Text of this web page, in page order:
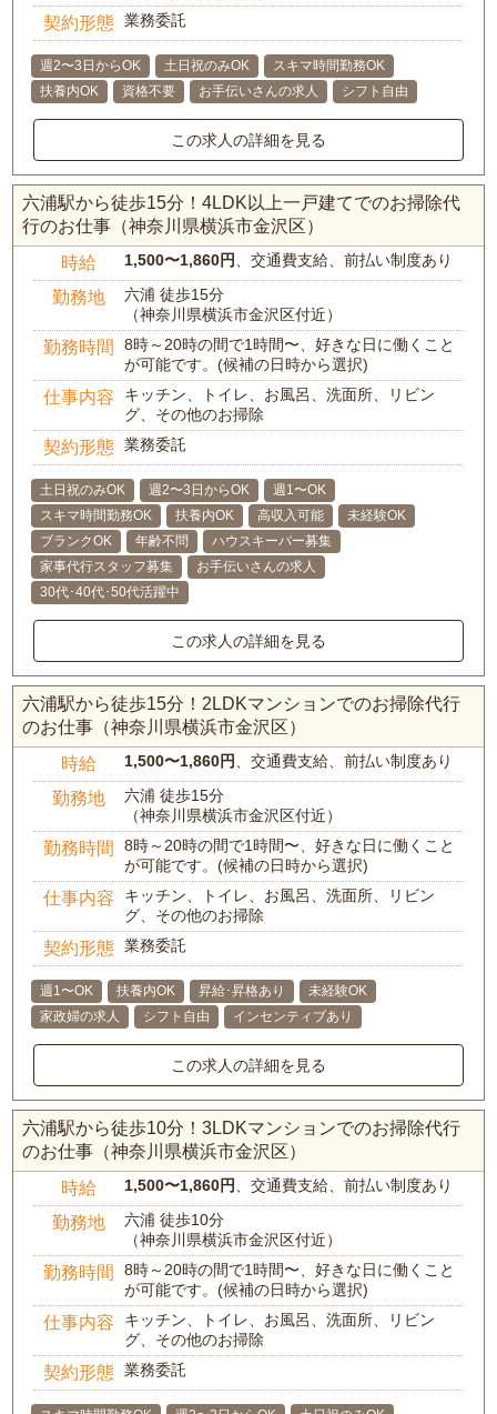
契約形態 業務委託
週2〜3日からOK 土日祝のみOK
スキマ時間勤務OK
扶養内OK
資格不要 お手伝いさんの求人 シフト自由
この求人の詳細を見る
六浦駅から徒歩15分！4LDK以上一戸建てでのお掃除代
行のお仕事（神奈川県横浜市金沢区）
時給 1,500〜1,860円 、交通費支給、前払い制度あり
勤務地
六浦 徒歩15分
（神奈川県横浜市金沢区付近）
勤務時間
8時～20時の間で1時間〜、好きな日に働くこと
が可能です。(候補の日時から選択)
仕事内容
キッチン、トイレ、お風呂、洗面所、リビン
グ、その他のお掃除
契約形態 業務委託
土日祝のみOK 週2〜3日からOK
週1〜OK
スキマ時間勤務OK
扶養内OK 高収入可能
未経験OK
ブランクOK
年齢不問
ハウスキーパー募集
家事代行スタッフ募集
お手伝いさんの求人
30代･40代･50代活躍中
この求人の詳細を見る
六浦駅から徒歩15分！2LDKマンションでのお掃除代行
のお仕事（神奈川県横浜市金沢区）
時給 1,500〜1,860円 、交通費支給、前払い制度あり
勤務地
六浦 徒歩15分
（神奈川県横浜市金沢区付近）
勤務時間
8時～20時の間で1時間〜、好きな日に働くこと
が可能です。(候補の日時から選択)
仕事内容
キッチン、トイレ、お風呂、洗面所、リビン
グ、その他のお掃除
契約形態 業務委託
週1〜OK 扶養内OK 昇給･昇格あり
未経験OK
家政婦の求人
シフト自由 インセンティブあり
この求人の詳細を見る
六浦駅から徒歩10分！3LDKマンションでのお掃除代行
のお仕事（神奈川県横浜市金沢区）
時給 1,500〜1,860円 、交通費支給、前払い制度あり
勤務地
六浦 徒歩10分
（神奈川県横浜市金沢区付近）
勤務時間
8時～20時の間で1時間〜、好きな日に働くこと
が可能です。(候補の日時から選択)
仕事内容
キッチン、トイレ、お風呂、洗面所、リビン
グ、その他のお掃除
契約形態 業務委託